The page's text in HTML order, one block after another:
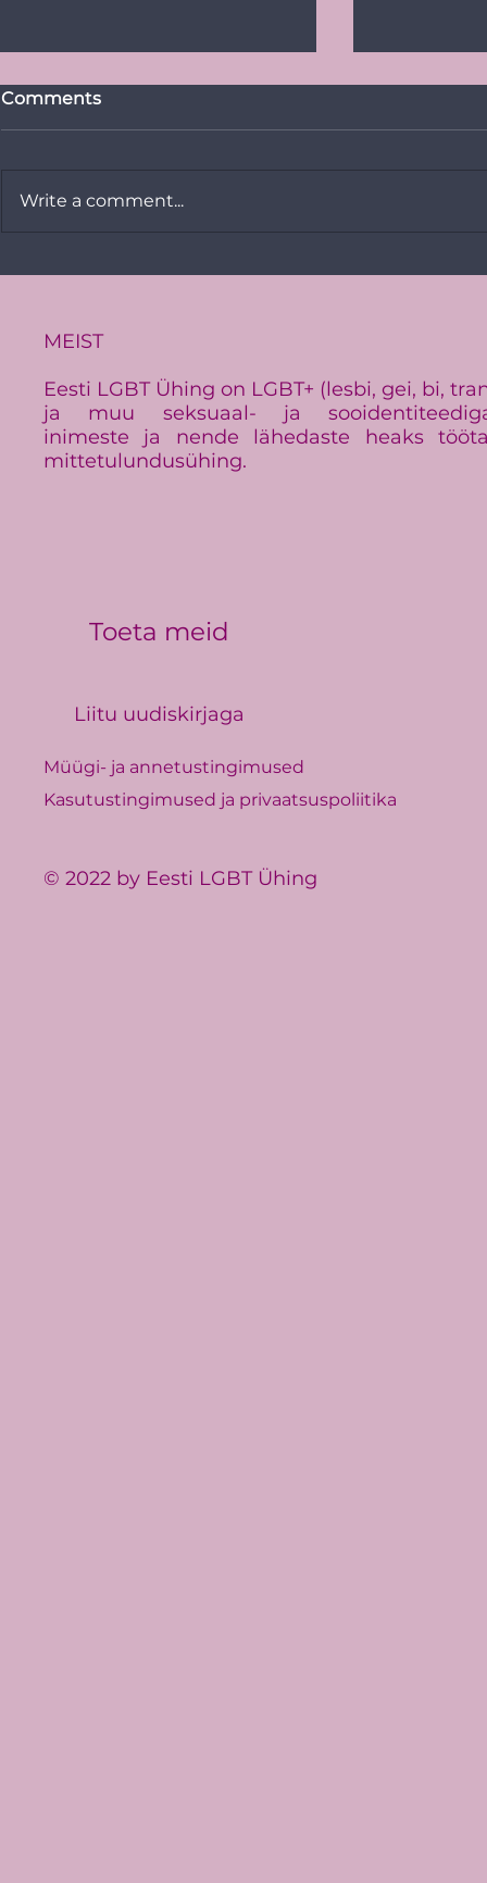
Eestis
Comments
Write a comment...
MEIST
Eesti LGBT Ühing on LGBT+ (lesbi, gei, bi,
ja muu seksuaal- ja
inimeste ja nende lähedaste heaks
mittetulundusühing.
Toeta meid
Liitu uudiskirjaga
Müügi- ja annetustingimused
Kasutustingimused ja privaatsuspoliitika
© 2022 by Eesti LGBT Ühing